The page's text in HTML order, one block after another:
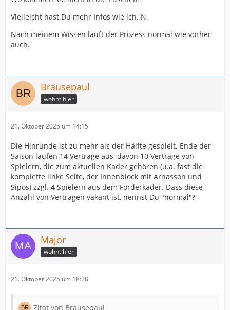
Vielleicht hast Du mehr Infos wie ich. N
Nach meinem Wissen läuft der Prozess normal wie vorher
auch.
Brausepaul
wohnt hier
21. Oktober 2025 um 14:15
Die Hinrunde ist zu mehr als der Hälfte gespielt. Ende der
Saison laufen 14 Verträge aus, davon 10 Verträge von
Spielern, die zum aktuellen Kader gehören (u.a. fast die
komplette linke Seite, der Innenblock mit Arnasson und
Sipos) zzgl. 4 Spielern aus dem Förderkader. Dass diese
Anzahl von Verträgen vakant ist, nennst Du "normal"?
Major
wohnt hier
21. Oktober 2025 um 18:28
Zitat von Brausepaul